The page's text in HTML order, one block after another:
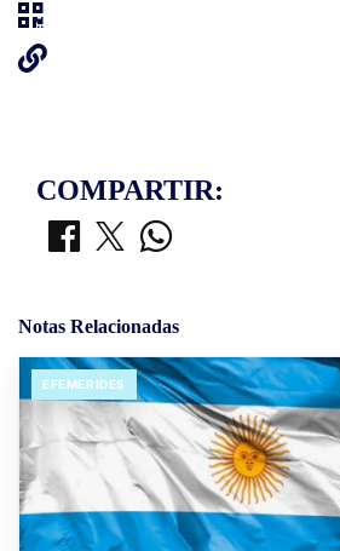
COMPARTIR:
Notas Relacionadas
EFEMERIDES